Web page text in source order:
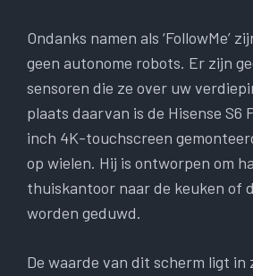
Ondanks namen als ‘FollowMe’
geen autonome robots. Er zijn
sensoren die ze over uw
plaats daarvan is de Hisense S6
inch 4K-touchscreen
op wielen. Hij is ontworpen om
thuiskantoor naar de keuken of
worden geduwd.
De waarde van dit scherm ligt in